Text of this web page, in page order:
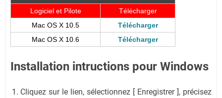
Logiciel et Pilote
Télécharger
Mac OS X 10.5
Télécharger
Mac OS X 10.6
Télécharger
Installation intructions pour Windows
Cliquez sur le lien, sélectionnez [ Enregistrer ], précisez